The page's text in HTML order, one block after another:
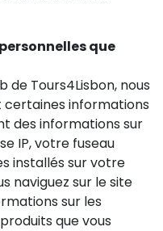
que
de Tours4Lisbon, nous
informations
des informations sur
IP, votre fuseau
installés sur votre
naviguez sur le site
sur les
que vous